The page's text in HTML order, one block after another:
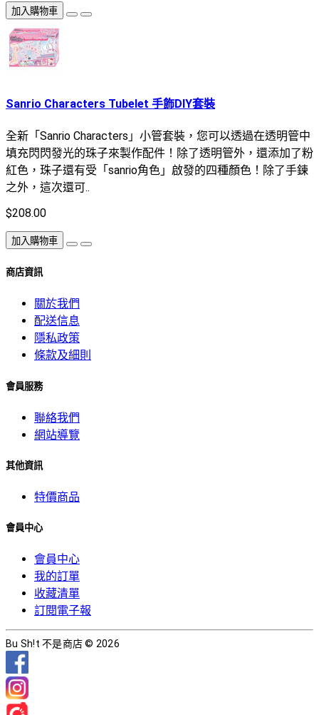
加入購物車
Sanrio Characters Tubelet 手飾DIY套裝
全新「Sanrio Characters」小管套裝，您可以透過在透明管中
填充閃閃發光的珠子來製作配件！除了透明管外，還添加了粉
紅色，珠子還有受「sanrio角色」啟發的四種顏色！除了手鍊
之外，這次還可..
$208.00
加入購物車
商店資訊
關於我們
配送信息
隱私政策
條款及細則
會員服務
聯絡我們
網站導覽
其他資訊
特價商品
會員中心
會員中心
我的訂單
收藏清單
訂閱電子報
Bu Sh!t 不是商店 © 2026